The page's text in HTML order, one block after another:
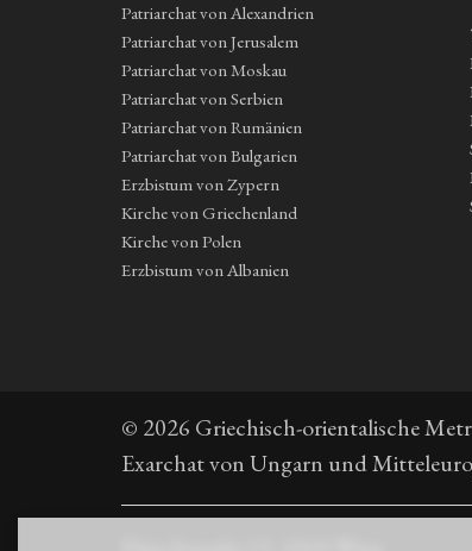
Patriarchat von Alexandrien
Patriarchat von Jerusalem
Patriarchat von Moskau
Patriarchat von Serbien
Patriarchat von Rumänien
Patriarchat von Bulgarien
Erzbistum von Zypern
Kirche von Griechenland
Kirche von Polen
Erzbistum von Albanien
© 2026 Griechisch-orientalische
Exarchat von Ungarn und